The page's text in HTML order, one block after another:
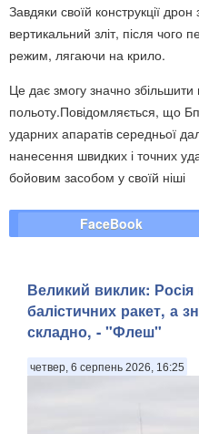
Завдяки своїй конструкції
вертикальний зліт, після чого
режим, лягаючи на крило.
Це дає змогу значно збільшити
польоту.Повідомляється, що
ударних апаратів середньої
нанесення швидких і точних
бойовим засобом у своїй ніші
FaceBook
Великий виклик: Росія
балістичних ракет, а
складно, - "Флеш"
четвер, 6 серпень 2026, 16:25